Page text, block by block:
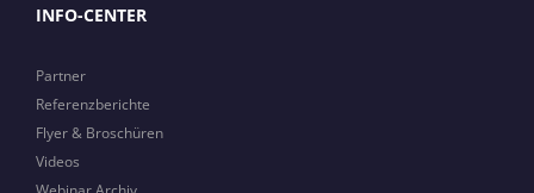
INFO-CENTER
Partner
Referenzberichte
Flyer & Broschüren
Videos